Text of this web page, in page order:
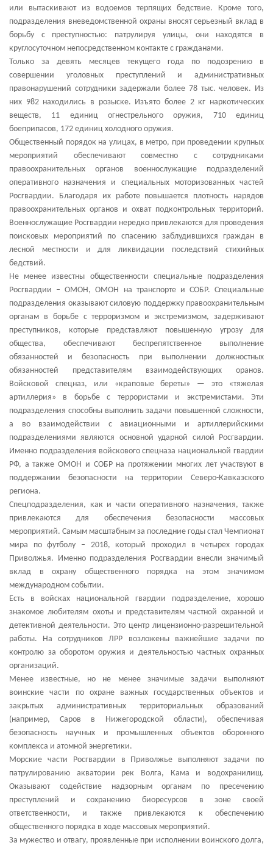
или вытаскивают из водоемов терпящих бедствие. Кроме того,
подразделения вневедомственной охраны вносят серьезный вклад в
борьбу с преступностью: патрулируя улицы, они находятся в
круглосуточном непосредственном контакте с гражданами.
Только за девять месяцев текущего года по подозрению в
совершении уголовных преступлений и административных
правонарушений сотрудники задержали более 78 тыс. человек. Из
них 982 находились в розыске. Изъято более 2 кг наркотических
веществ, 11 единиц огнестрельного оружия, 710 единиц
боеприпасов, 172 единиц холодного оружия.
Общественный порядок на улицах, в метро, при проведении крупных
мероприятий обеспечивают совместно с сотрудниками
правоохранительных органов военнослужащие подразделений
оперативного назначения и специальных моторизованных частей
Росгвардии. Благодаря их работе повышается плотность нарядов
правоохранительных органов и охват подконтрольных территорий.
Военнослужащие Росгвардии нередко привлекаются для проведения
поисковых мероприятий по спасению заблудившихся граждан в
лесной местности и для ликвидации последствий стихийных
бедствий.
Не менее известны общественности специальные подразделения
Росгвардии – ОМОН, ОМОН на транспорте и СОБР. Специальные
подразделения оказывают силовую поддержку правоохранительным
органам в борьбе с терроризмом и экстремизмом, задерживают
преступников, которые представляют повышенную угрозу для
общества, обеспечивают беспрепятственное выполнение
обязанностей и безопасность при выполнении должностных
обязанностей представителям взаимодействующих оранов.
Войсковой спецназ, или «краповые береты» — это «тяжелая
артиллерия» в борьбе с террористами и экстремистами. Эти
подразделения способны выполнить задачи повышенной сложности,
а во взаимодействии с авиационными и артиллерийскими
подразделениями являются основной ударной силой Росгвардии.
Именно подразделения войскового спецназа национальной гвардии
РФ, а также ОМОН и СОБР на протяжении многих лет участвуют в
поддержании безопасности на территории Северо-Кавказского
региона.
Спецподразделения, как и части оперативного назначения, также
привлекаются для обеспечения безопасности массовых
мероприятий. Самым масштабным за последние годы стал Чемпионат
мира по футболу – 2018, который проходил в четырех городах
Приволжья. Именно подразделения Росгвардии внесли значимый
вклад в охрану общественного порядка на этом значимом
международном событии.
Есть в войсках национальной гвардии подразделение, хорошо
знакомое любителям охоты и представителям частной охранной и
детективной деятельности. Это центр лицензионно-разрешительной
работы. На сотрудников ЛРР возложены важнейшие задачи по
контролю за оборотом оружия и деятельностью частных охранных
организаций.
Менее известные, но не менее значимые задачи выполняют
воинские части по охране важных государственных объектов и
закрытых административных территориальных образований
(например, Саров в Нижегородской области), обеспечивая
безопасность научных и промышленных объектов оборонного
комплекса и атомной энергетики.
Морские части Росгвардии в Приволжье выполняют задачи по
патрулированию акватории рек Волга, Кама и водохранилищ.
Оказывают содействие надзорным органам по пресечению
преступлений и сохранению биоресурсов в зоне своей
ответственности, и также привлекаются к обеспечению
общественного порядка в ходе массовых мероприятий.
За мужество и отвагу, проявленные при исполнении воинского долга,